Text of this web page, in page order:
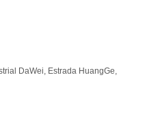
DaWei, Estrada HuangGe,